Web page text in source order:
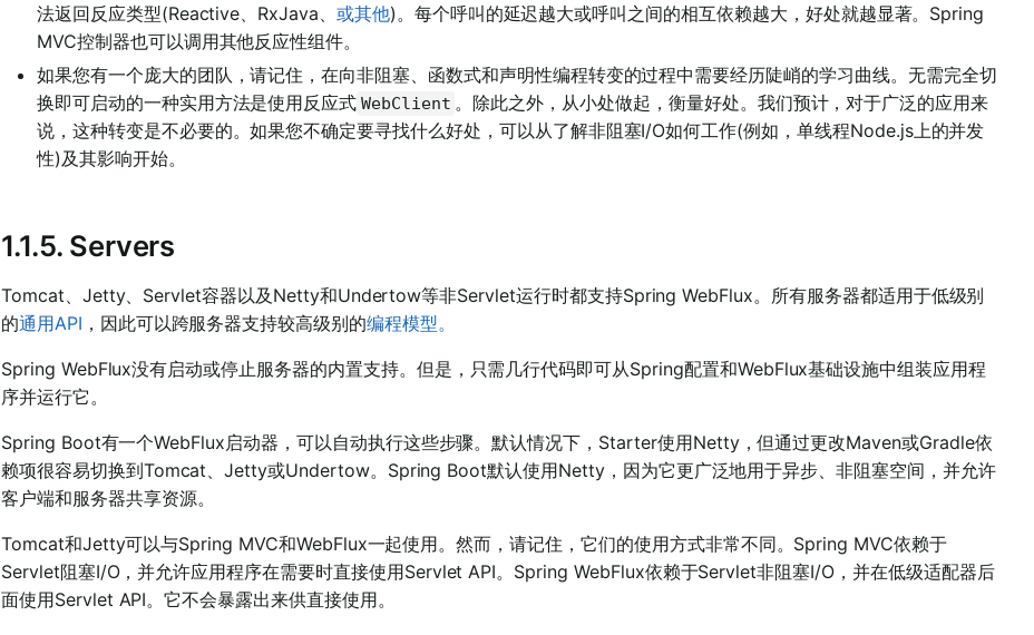
法返回反应类型(Reactive、RxJava、 或其他)。每个呼叫的延迟越大或呼叫之间的相互依赖越大，好处就越显著。Spring
MVC控制器也可以调用其他反应性组件。
如果您有一个庞大的团队，请记住，在向非阻塞、函数式和声明性编程转变的过程中需要经历陡峭的学习曲线。无需完全切
换即可启动的一种实用方法是使用反应式 WebClient 。除此之外，从小处做起，衡量好处。我们预计，对于广泛的应用来
说，这种转变是不必要的。如果您不确定要寻找什么好处，可以从了解非阻塞I/O如何工作(例如，单线程Node.js上的并发
性)及其影响开始。
1.1.5. Servers
Tomcat、Jetty、Servlet容器以及Netty和Undertow等非Servlet运行时都支持Spring WebFlux。所有服务器都适用于低级别
的通用API ，因此可以跨服务器支持较高级别的编程模型。
Spring WebFlux没有启动或停止服务器的内置支持。但是，只需几行代码即可从Spring配置和WebFlux基础设施中组装应用程
序并运行它。
Spring Boot有一个WebFlux启动器，可以自动执行这些步骤。默认情况下，Starter使用Netty，但通过更改Maven或Gradle依
赖项很容易切换到Tomcat、Jetty或Undertow。Spring Boot默认使用Netty，因为它更广泛地用于异步、非阻塞空间，并允许
客户端和服务器共享资源。
Tomcat和Jetty可以与Spring MVC和WebFlux一起使用。然而，请记住，它们的使用方式非常不同。Spring MVC依赖于
Servlet阻塞I/O，并允许应用程序在需要时直接使用Servlet API。Spring WebFlux依赖于Servlet非阻塞I/O，并在低级适配器后
面使用Servlet API。它不会暴露出来供直接使用。